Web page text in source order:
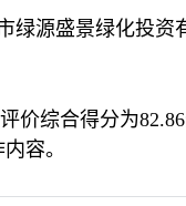
源盛景绿化投资
价综合得分为
容。